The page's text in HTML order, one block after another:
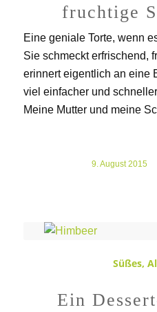
fruchtige
Eine geniale Torte, wenn
Sie schmeckt erfrischend,
erinnert eigentlich an eine
viel einfacher und
Meine Mutter und meine
9. August 2015
/
Süßes,
Ein